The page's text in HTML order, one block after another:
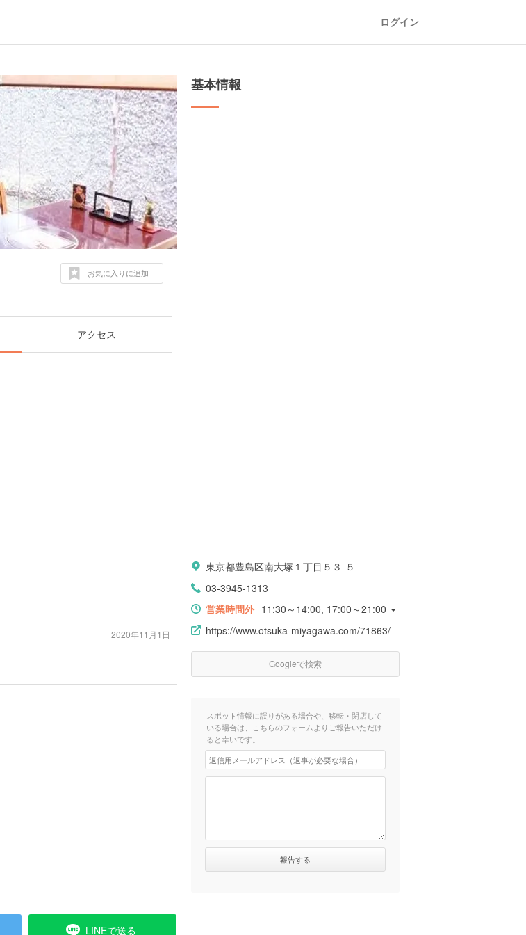
ログイン
お気に入りに追加
アクセス
2020年11月1日
LINEで送る
基本情報
東京都豊島区南大塚１丁目５３-５
03-3945-1313
営業時間外 11:30～14:00, 17:00～21:00
https://www.otsuka-miyagawa.com/71863/
Googleで検索
スポット情報に誤りがある場合や、移転・閉店して
いる場合は、こちらのフォームよりご報告いただけ
ると幸いです。